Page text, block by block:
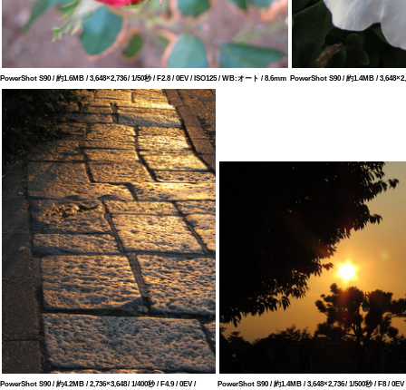
PowerShot S90 / 約1.6MB / 3,648×2,736 / 1/50秒 / F2.8 / 0EV / ISO125 / WB:オート / 8.6mm PowerShot S90 / 約1.4MB /
PowerShot S90 / 約4.2MB / 2,736×3,648 / 1/400秒 / F4.9 / 0EV /
PowerShot S90 / 約1.4MB / 3,648×2,736 / 1/500秒 / F8 /